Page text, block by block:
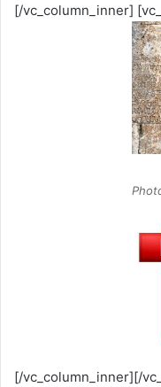
[/vc_column_inner]
[/vc_column_inner][/